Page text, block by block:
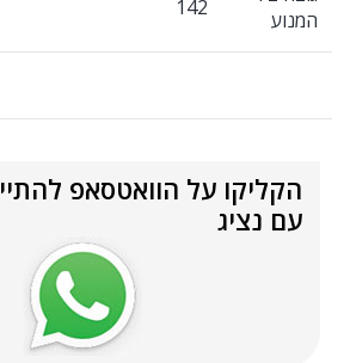
המנוע
142
הקליקו על הוואטסאפ
עם נציג